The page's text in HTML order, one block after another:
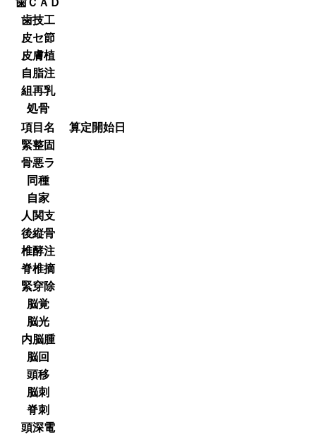
歯技工
皮セ節
皮膚植
自脂注
組再乳
処骨
項目名
算定開始日
緊整固
骨悪ラ
同種
自家
人関支
後縦骨
椎酵注
脊椎摘
緊穿除
脳覚
脳光
内脳腫
脳回
頭移
脳刺
脊刺
頭深電